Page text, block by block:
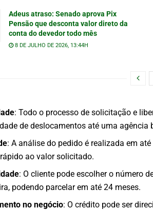
Adeus atraso: Senado aprova Pix
Pensão que desconta valor direto da
conta do devedor todo mês
8 DE JULHO DE 2026, 13:44H
: Todo o processo de solicitação e
de deslocamentos até uma agência
: A análise do pedido é realizada em
ao valor solicitado.
: O cliente pode escolher o número
podendo parcelar em até 24 meses.
no negócio: O crédito pode ser